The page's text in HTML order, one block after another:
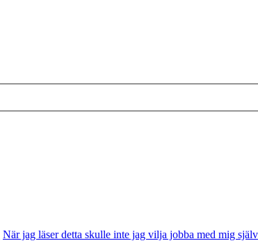
När jag läser detta skulle inte jag vilja jobba med mig